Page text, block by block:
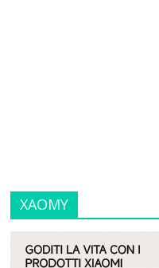
XAOMY